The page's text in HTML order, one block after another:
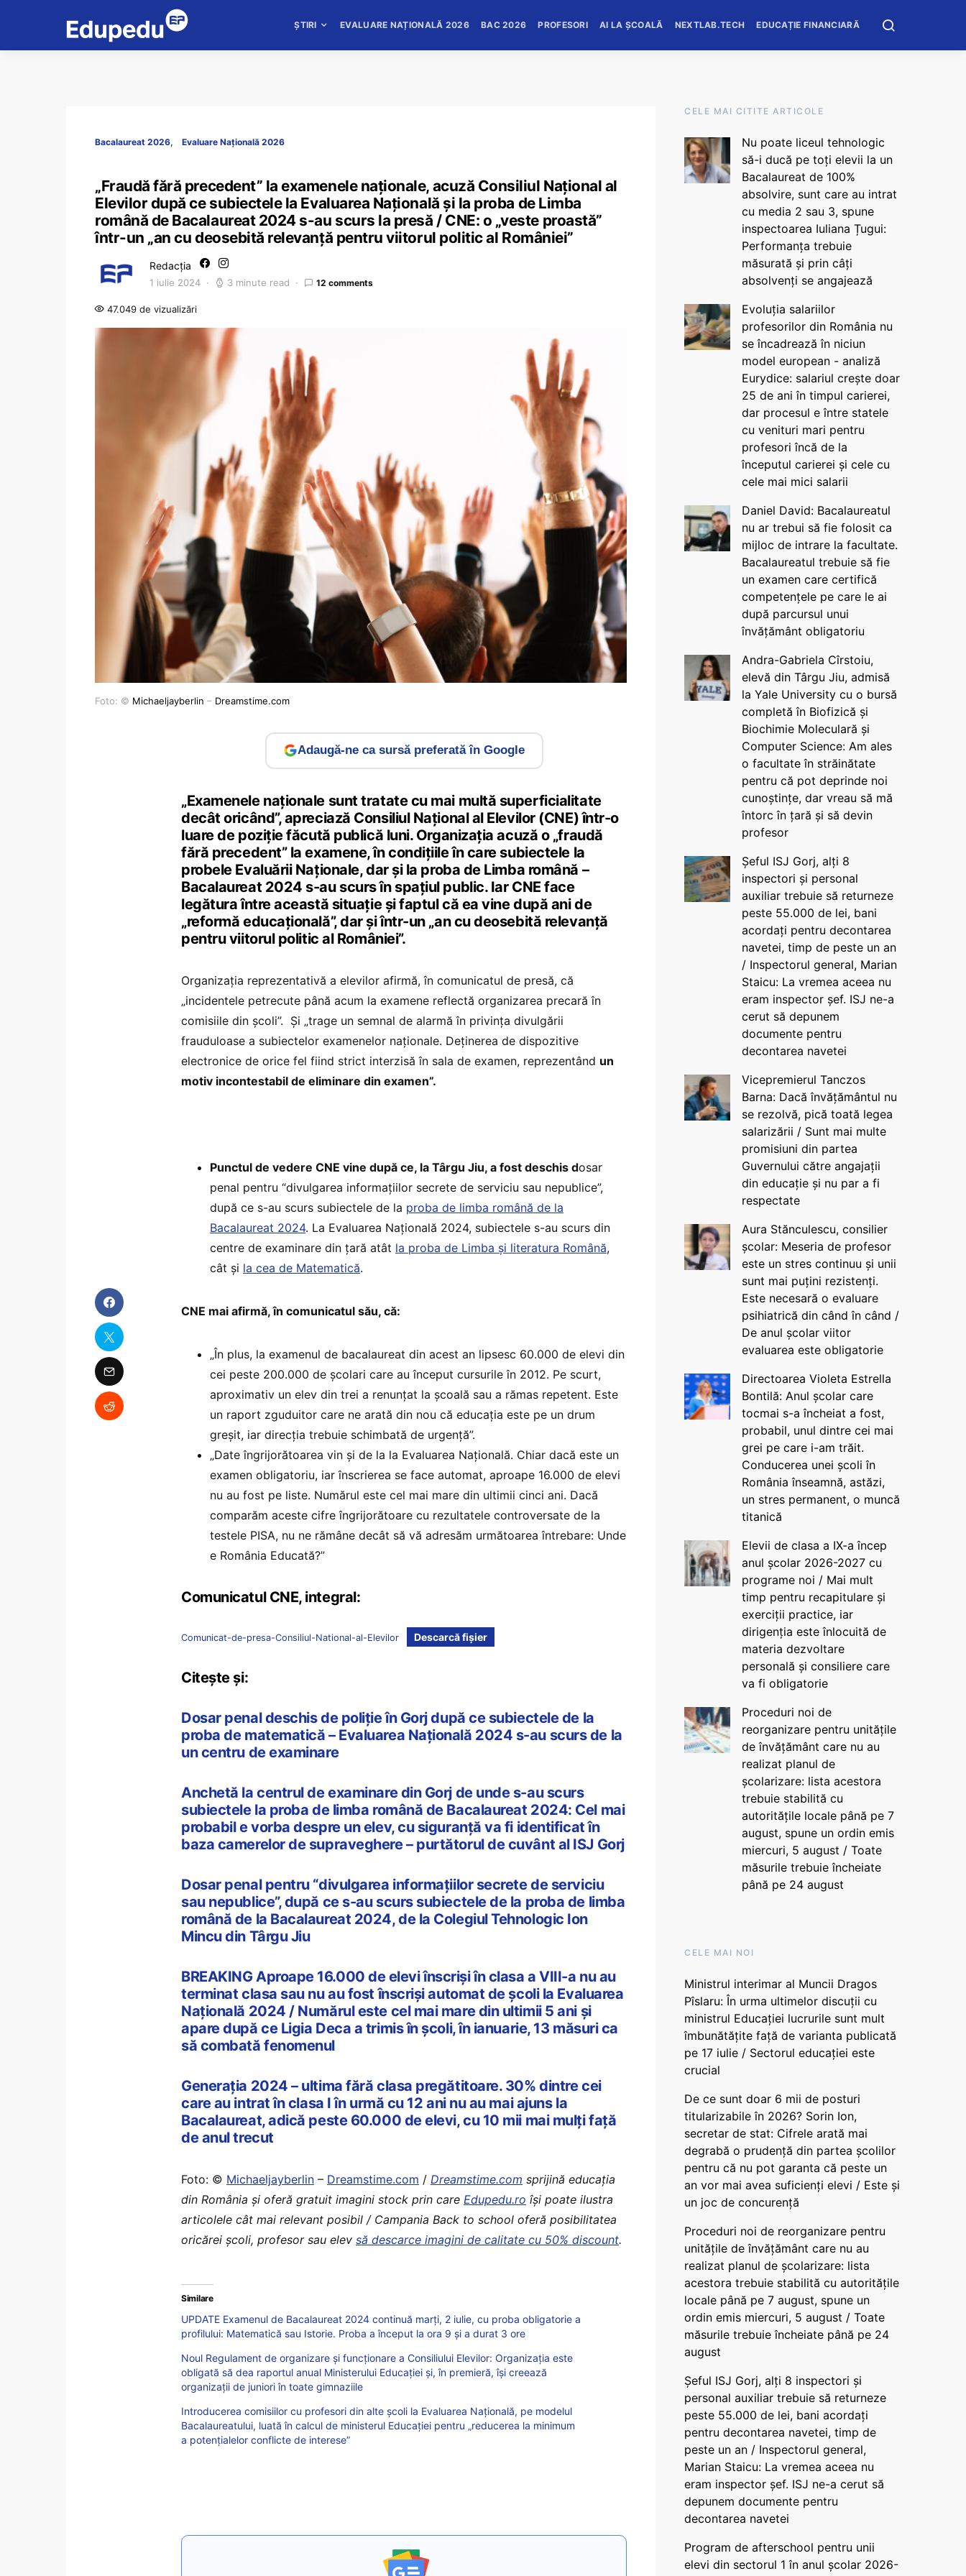
ȘTIRI EVALUARE NAȚIONALĂ 2026 BAC 2026 PROFESORI AI LA ȘCOALĂ NEXTLAB.TECH EDUCAȚIE FINANCIARĂ
Bacalaureat 2026 Evaluare Națională 2026
„Fraudă fără precedent” la examenele naționale, acuză Consiliul Național al
Elevilor după ce subiectele la Evaluarea Națională și la proba de Limba
română de Bacalaureat 2024 s-au scurs la presă / CNE: o „veste proastă”
într-un „an cu deosebită relevanță pentru viitorul politic al României”
Redacția
1 iulie 2024 3 minute read 12 comments
47.049 de vizualizări
Foto: © Michaeljayberlin – Dreamstime.com
Adaugă-ne ca sursă preferată în Google
„Examenele naționale sunt tratate cu mai multă superficialitate
decât oricând”, apreciază Consiliul Național al Elevilor (CNE) într-o
luare de poziție făcută publică luni. Organizația acuză o „fraudă
fără precedent” la examene, în condițiile în care subiectele la
probele Evaluării Naționale, dar și la proba de Limba română –
Bacalaureat 2024 s-au scurs în spațiul public. Iar CNE face
legătura între această situație și faptul că ea vine după ani de
„reformă educațională”, dar și într-un „an cu deosebită relevanță
pentru viitorul politic al României”.
Organizația reprezentativă a elevilor afirmă, în comunicatul de presă, că
„incidentele petrecute până acum la examene reflectă organizarea precară în
comisiile din școli”. Și „trage un semnal de alarmă în privința divulgării
frauduloase a subiectelor examenelor naționale. Deținerea de dispozitive
electronice de orice fel fiind strict interzisă în sala de examen, reprezentând un
motiv incontestabil de eliminare din examen”.
Punctul de vedere CNE vine după ce, la Târgu Jiu, a fost deschis dosar
penal pentru “divulgarea informațiilor secrete de serviciu sau nepublice”,
după ce s-au scurs subiectele de la proba de limba română de la
Bacalaureat 2024. La Evaluarea Națională 2024, subiectele s-au scurs din
centre de examinare din țară atât la proba de Limba și literatura Română,
cât și la cea de Matematică.
CNE mai afirmă, în comunicatul său, că:
„În plus, la examenul de bacalaureat din acest an lipsesc 60.000 de elevi din
cei peste 200.000 de școlari care au început cursurile în 2012. Pe scurt,
aproximativ un elev din trei a renunțat la școală sau a rămas repetent. Este
un raport zguduitor care ne arată din nou că educația este pe un drum
greșit, iar direcția trebuie schimbată de urgență”.
„Date îngrijorătoarea vin și de la la Evaluarea Națională. Chiar dacă este un
examen obligatoriu, iar înscrierea se face automat, aproape 16.000 de elevi
nu au fost pe liste. Numărul este cel mai mare din ultimii cinci ani. Dacă
comparăm aceste cifre îngrijorătoare cu rezultatele controversate de la
testele PISA, nu ne rămâne decât să vă adresăm următoarea întrebare: Unde
e România Educată?”
Comunicatul CNE, integral:
Comunicat-de-presa-Consiliul-National-al-Elevilor Descarcă fișier
Citește și:
Dosar penal deschis de poliție în Gorj după ce subiectele de la
proba de matematică – Evaluarea Națională 2024 s-au scurs de la
un centru de examinare
Anchetă la centrul de examinare din Gorj de unde s-au scurs
subiectele la proba de limba română de Bacalaureat 2024: Cel mai
probabil e vorba despre un elev, cu siguranță va fi identificat în
baza camerelor de supraveghere – purtătorul de cuvânt al ISJ Gorj
Dosar penal pentru “divulgarea informațiilor secrete de serviciu
sau nepublice”, după ce s-au scurs subiectele de la proba de limba
română de la Bacalaureat 2024, de la Colegiul Tehnologic Ion
Mincu din Târgu Jiu
BREAKING Aproape 16.000 de elevi înscriși în clasa a VIII-a nu au
terminat clasa sau nu au fost înscriși automat de școli la Evaluarea
Națională 2024 / Numărul este cel mai mare din ultimii 5 ani și
apare după ce Ligia Deca a trimis în școli, în ianuarie, 13 măsuri ca
să combată fenomenul
Generația 2024 – ultima fără clasa pregătitoare. 30% dintre cei
care au intrat în clasa I în urmă cu 12 ani nu au mai ajuns la
Bacalaureat, adică peste 60.000 de elevi, cu 10 mii mai mulți față
de anul trecut
Foto: © Michaeljayberlin – Dreamstime.com / Dreamstime.com sprijină educaţia
din România şi oferă gratuit imagini stock prin care Edupedu.ro îşi poate ilustra
articolele cât mai relevant posibil / Campania Back to school oferă posibilitatea
oricărei școli, profesor sau elev să descarce imagini de calitate cu 50% discount.
Similare
UPDATE Examenul de Bacalaureat 2024 continuă marți, 2 iulie, cu proba obligatorie a
profilului: Matematică sau Istorie. Proba a început la ora 9 și a durat 3 ore
Noul Regulament de organizare și funcționare a Consiliului Elevilor: Organizația este
obligată să dea raportul anual Ministerului Educației și, în premieră, își creează
organizații de juniori în toate gimnaziile
Introducerea comisiilor cu profesori din alte școli la Evaluarea Națională, pe modelul
Bacalaureatului, luată în calcul de ministerul Educației pentru „reducerea la minimum
a potențialelor conflicte de interese”
CELE MAI CITITE ARTICOLE
Nu poate liceul tehnologic
să-i ducă pe toți elevii la un
Bacalaureat de 100%
absolvire, sunt care au intrat
cu media 2 sau 3, spune
inspectoarea Iuliana Țugui:
Performanța trebuie
măsurată și prin câți
absolvenți se angajează
Evoluția salariilor
profesorilor din România nu
se încadrează în niciun
model european - analiză
Eurydice: salariul crește doar
25 de ani în timpul carierei,
dar procesul e între statele
cu venituri mari pentru
profesori încă de la
începutul carierei și cele cu
cele mai mici salarii
Daniel David: Bacalaureatul
nu ar trebui să fie folosit ca
mijloc de intrare la facultate.
Bacalaureatul trebuie să fie
un examen care certifică
competențele pe care le ai
după parcursul unui
învățământ obligatoriu
Andra-Gabriela Cîrstoiu,
elevă din Târgu Jiu, admisă
la Yale University cu o bursă
completă în Biofizică și
Biochimie Moleculară și
Computer Science: Am ales
o facultate în străinătate
pentru că pot deprinde noi
cunoștințe, dar vreau să mă
întorc în țară și să devin
profesor
Șeful ISJ Gorj, alți 8
inspectori și personal
auxiliar trebuie să returneze
peste 55.000 de lei, bani
acordați pentru decontarea
navetei, timp de peste un an
/ Inspectorul general, Marian
Staicu: La vremea aceea nu
eram inspector șef. ISJ ne-a
cerut să depunem
documente pentru
decontarea navetei
Vicepremierul Tanczos
Barna: Dacă învățământul nu
se rezolvă, pică toată legea
salarizării / Sunt mai multe
promisiuni din partea
Guvernului către angajații
din educație și nu par a fi
respectate
Aura Stănculescu, consilier
școlar: Meseria de profesor
este un stres continuu și unii
sunt mai puțini rezistenți.
Este necesară o evaluare
psihiatrică din când în când /
De anul școlar viitor
evaluarea este obligatorie
Directoarea Violeta Estrella
Bontilă: Anul școlar care
tocmai s-a încheiat a fost,
probabil, unul dintre cei mai
grei pe care i-am trăit.
Conducerea unei școli în
România înseamnă, astăzi,
un stres permanent, o muncă
titanică
Elevii de clasa a IX-a încep
anul școlar 2026-2027 cu
programe noi / Mai mult
timp pentru recapitulare și
exerciții practice, iar
dirigenția este înlocuită de
materia dezvoltare
personală și consiliere care
va fi obligatorie
Proceduri noi de
reorganizare pentru unitățile
de învățământ care nu au
realizat planul de
școlarizare: lista acestora
trebuie stabilită cu
autoritățile locale până pe 7
august, spune un ordin emis
miercuri, 5 august / Toate
măsurile trebuie încheiate
până pe 24 august
CELE MAI NOI
Ministrul interimar al Muncii Dragos
Pîslaru: În urma ultimelor discuții cu
ministrul Educației lucrurile sunt mult
îmbunătățite față de varianta publicată
pe 17 iulie / Sectorul educației este
crucial
De ce sunt doar 6 mii de posturi
titularizabile în 2026? Sorin Ion,
secretar de stat: Cifrele arată mai
degrabă o prudență din partea școlilor
pentru că nu pot garanta că peste un
an vor mai avea suficienți elevi / Este și
un joc de concurență
Proceduri noi de reorganizare pentru
unitățile de învățământ care nu au
realizat planul de școlarizare: lista
acestora trebuie stabilită cu autoritățile
locale până pe 7 august, spune un
ordin emis miercuri, 5 august / Toate
măsurile trebuie încheiate până pe 24
august
Șeful ISJ Gorj, alți 8 inspectori și
personal auxiliar trebuie să returneze
peste 55.000 de lei, bani acordați
pentru decontarea navetei, timp de
peste un an / Inspectorul general,
Marian Staicu: La vremea aceea nu
eram inspector șef. ISJ ne-a cerut să
depunem documente pentru
decontarea navetei
Program de afterschool pentru unii
elevi din sectorul 1 în anul școlar 2026-